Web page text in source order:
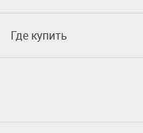
Где купить